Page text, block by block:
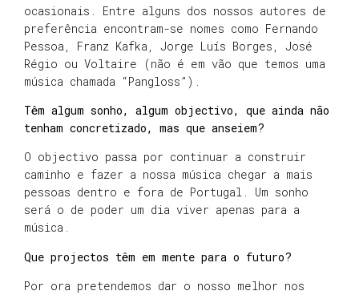
ocasionais. Entre alguns dos nossos autores de
preferência encontram-se nomes como Fernando
Pessoa, Franz Kafka, Jorge Luís Borges, José
Régio ou Voltaire (não é em vão que temos uma
música chamada “Pangloss”).
Têm algum sonho, algum objectivo, que ainda não
tenham concretizado, mas que anseiem?
O objectivo passa por continuar a construir
caminho e fazer a nossa música chegar a mais
pessoas dentro e fora de Portugal. Um sonho
será o de poder um dia viver apenas para a
música.
Que projectos têm em mente para o futuro?
Por ora pretendemos dar o nosso melhor nos